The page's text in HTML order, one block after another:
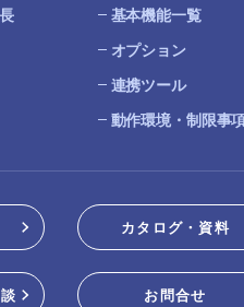
基本機能一覧
オプション
連携ツール
動作環境・制限事
カタログ・資料
お問合せ